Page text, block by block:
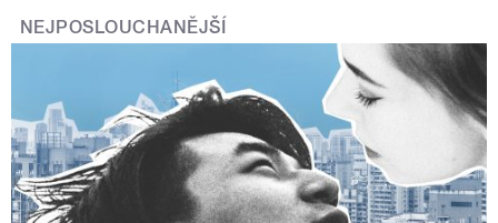
NEJPOSLOUCHANĚJŠÍ